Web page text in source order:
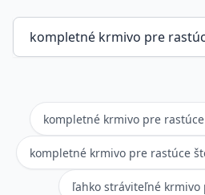
kompletné krmivo pre
kompletné krmivo pre rastúce
ľahko stráviteľné krmivo